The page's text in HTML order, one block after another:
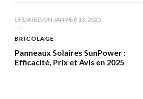
UPDATED ON JANVIER 13, 2025
BRICOLAGE
Panneaux Solaires SunPower :
Efficacité, Prix et Avis en 2025